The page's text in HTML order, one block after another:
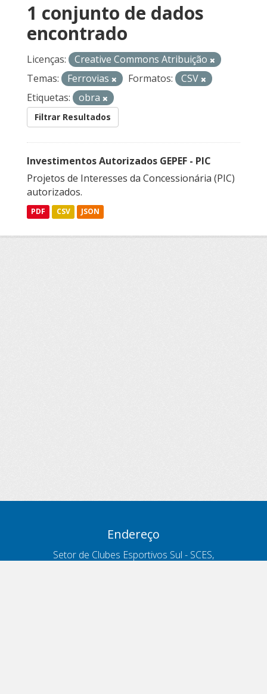
1 conjunto de dados
encontrado
Licenças:
Creative Commons Atribuição
Temas:
Ferrovias Formatos:
CSV
Etiquetas:
obra
Filtrar Resultados
Investimentos Autorizados GEPEF - PIC
Projetos de Interesses da Concessionária (PIC)
autorizados.
PDF CSV JSON
Endereço
Setor de Clubes Esportivos Sul - SCES,